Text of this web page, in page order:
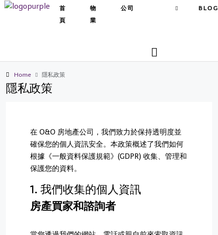
首
頁
物
業
公司
Home 隱私政策
隱私政策
在 O&O 房地產公司，我們致力於保持透明度並
確保您的個人資訊安全。本政策概述了我們如何
根據《一般資料保護規範》(GDPR) 收集、管理和
保護您的資料。
1. 我們收集的個人資訊
房產買家和諮詢者